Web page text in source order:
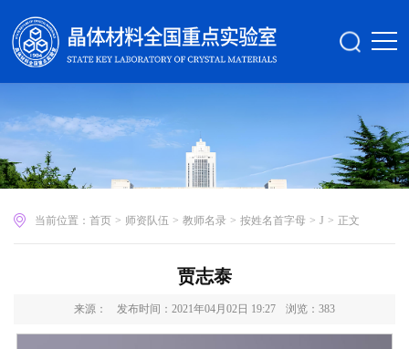
当前位置： 首页 > 师资队伍 > 教师名录 > 按姓名首字母 > J > 正文
贾志泰
来源： 发布时间：2021年04月02日 19:27 浏览： 383